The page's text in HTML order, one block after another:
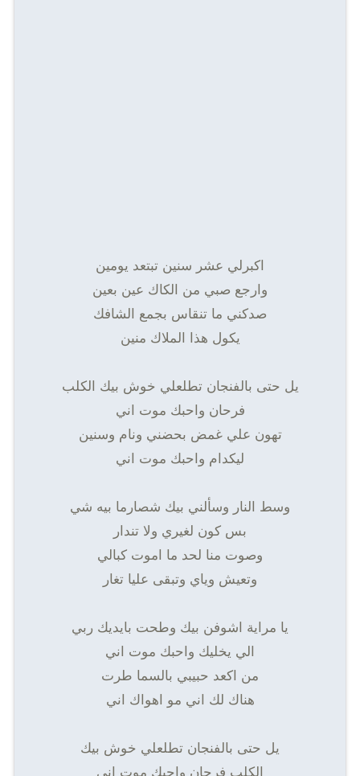
اكبرلي عشر سنين تبتعد يومين
وارجع صبي من الكاك عين بعين
صدكني ما تنقاس بجمع الشافك
يكول هذا الملاك منين
يل حتى بالفنجان تطلعلي خوش بيك الكلب
فرحان واحبك موت اني
تهون علي غمض بحضني ونام وسنين
ليكدام واحبك موت اني
وسط النار وسألني بيك شصارما بيه شي
بس كون لغيري ولا تندار
وصوت منا لحد ما اموت كبالي
وتعيش وياي وتبقى عليا تغار
يا مراية اشوفن بيك وطحت بايديك ربي
الي يخليك واحبك موت اني
من اكعد حبيبي بالسما طرت
هناك لك اني مو اهواك اني
يل حتى بالفنجان تطلعلي خوش بيك
الكلب فرحان واحبك موت اني